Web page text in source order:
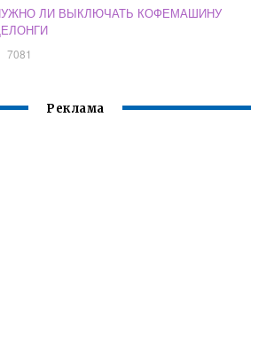
ЛИ ВЫКЛЮЧАТЬ КОФЕМАШИНУ
7081
Реклама